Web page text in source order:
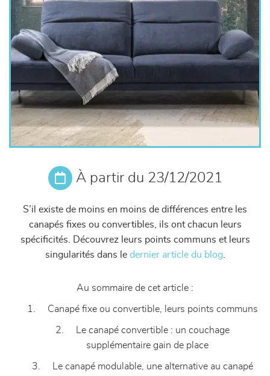
À partir du 23/12/2021
S’il existe de moins en moins de différences entre les
canapés fixes ou convertibles, ils ont chacun leurs
spécificités. Découvrez leurs points communs et leurs
singularités dans le dernier article du blog.
Au sommaire de cet article :
1. Canapé fixe ou convertible, leurs points communs
2. Le canapé convertible : un couchage
supplémentaire gain de place
3. Le canapé modulable, une alternative au canapé